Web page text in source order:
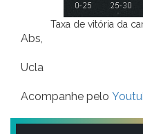
Taxa de vitória da
Abs,
Ucla
Acompanhe pelo